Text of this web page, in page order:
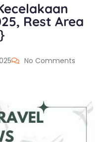
Rest Area
No Comments